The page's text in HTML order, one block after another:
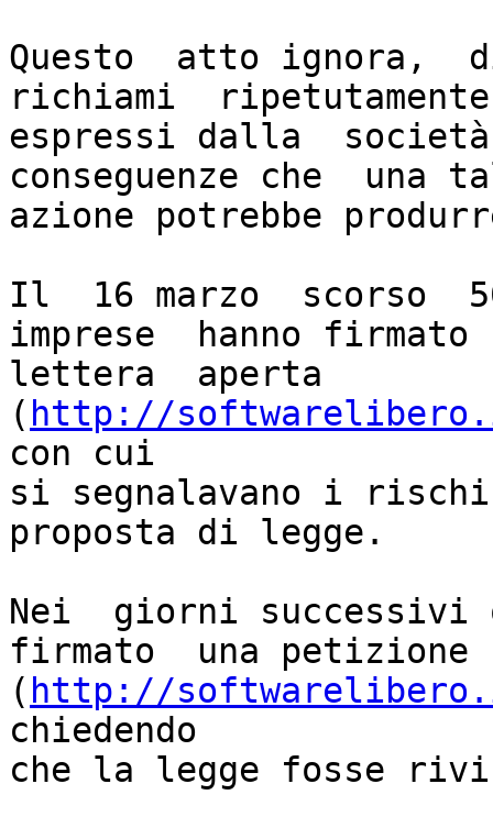
Questo  atto
richiami  ripetutamente
espressi dalla
conseguenze che  una
azione potrebbe
Il  16 marzo  scorso
imprese  hanno firmato
lettera  aperta
( http://
con cui
si segnalavano i
proposta di legge.
Nei  giorni successivi
firmato  una petizione
( http://
chiedendo
che la legge fosse